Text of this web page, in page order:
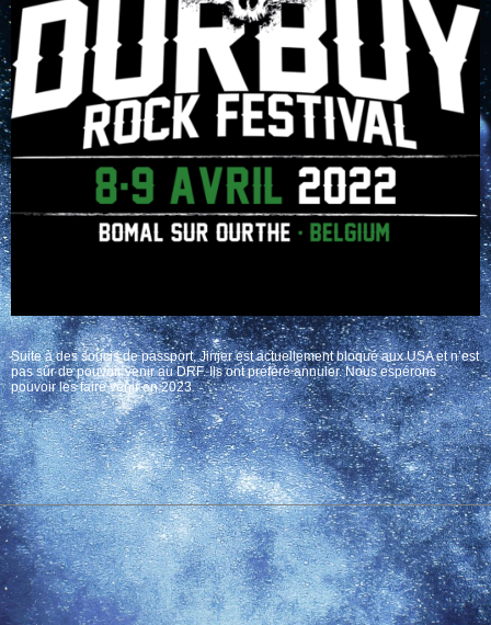
Suite à des soucis de passport, Jinjer est actuellement bloqué aux USA et n’est
pas sûr de pouvoir venir au DRF. Ils ont préféré annuler. Nous espérons
pouvoir les faire venir en 2023.